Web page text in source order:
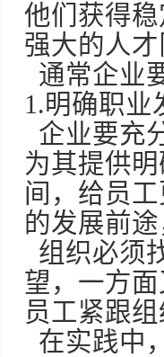
他们获得
强大的人
通常企业
1.明确职业
企业要充
为其提供
间，给员
的发展前
组织必须
望，一方
员工紧跟
在实践中